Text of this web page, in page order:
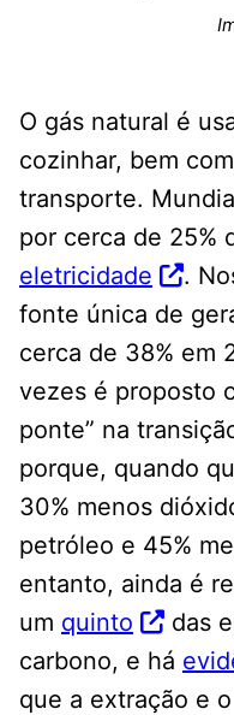
O gás natural é
cozinhar, bem
transporte.
por cerca de 25%
eletricidade
.
fonte única de
cerca de 38% em
vezes é proposto
ponte” na
porque, quando
30% menos
petróleo e 45%
entanto, ainda é
um quinto
das
carbono, e há
que a extração e